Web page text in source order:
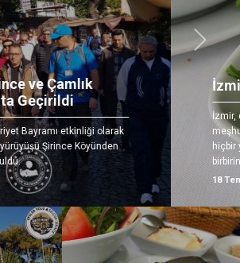
Otları
zenginlikleri kadar yemekleriyle de
mutfağının önemli bir parçasını başka
otlar ve bu otlardan yapılan
yemekler oluşturuyor.
Sonraki